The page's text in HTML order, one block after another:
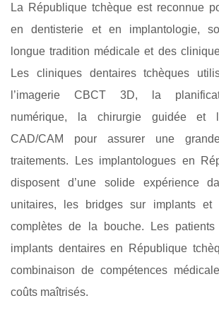
La République tchèque est reconnue
en dentisterie et en implantologie,
longue tradition médicale et des
Les cliniques dentaires tchèques
l’imagerie CBCT 3D, la
numérique, la chirurgie guidée et
CAD/CAM pour assurer une
traitements. Les implantologues en
disposent d’une solide expérience
unitaires, les bridges sur implants et
complètes de la bouche. Les patients
implants dentaires en République
combinaison de compétences
coûts maîtrisés.